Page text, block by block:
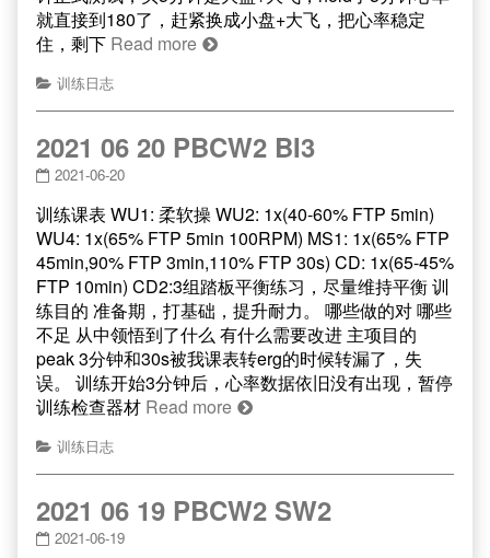
就直接到180了，赶紧换成小盘+大飞，把心率稳定
住，剩下 Read more
训练日志
2021 06 20 PBCW2 BI3
2021-06-20
训练课表 WU1: 柔软操 WU2: 1x(40-60% FTP 5min)
WU4: 1x(65% FTP 5min 100RPM) MS1: 1x(65% FTP
45min,90% FTP 3min,110% FTP 30s) CD: 1x(65-45%
FTP 10min) CD2:3组踏板平衡练习，尽量维持平衡 训
练目的 准备期，打基础，提升耐力。 哪些做的对 哪些
不足 从中领悟到了什么 有什么需要改进 主项目的
peak 3分钟和30s被我课表转erg的时候转漏了，失
误。 训练开始3分钟后，心率数据依旧没有出现，暂停
训练检查器材 Read more
训练日志
2021 06 19 PBCW2 SW2
2021-06-19